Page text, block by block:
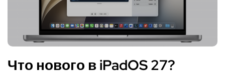
Что нового в iPadOS 27?